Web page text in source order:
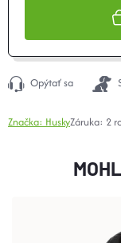
Opýtať sa
Značka: HuskyZáruka: 2